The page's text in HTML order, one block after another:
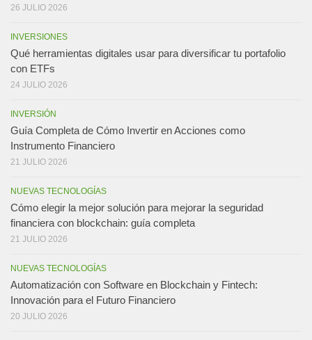
26 JULIO 2026
INVERSIONES
Qué herramientas digitales usar para diversificar tu portafolio
con ETFs
24 JULIO 2026
INVERSIÓN
Guía Completa de Cómo Invertir en Acciones como
Instrumento Financiero
21 JULIO 2026
NUEVAS TECNOLOGÍAS
Cómo elegir la mejor solución para mejorar la seguridad
financiera con blockchain: guía completa
21 JULIO 2026
NUEVAS TECNOLOGÍAS
Automatización con Software en Blockchain y Fintech:
Innovación para el Futuro Financiero
20 JULIO 2026